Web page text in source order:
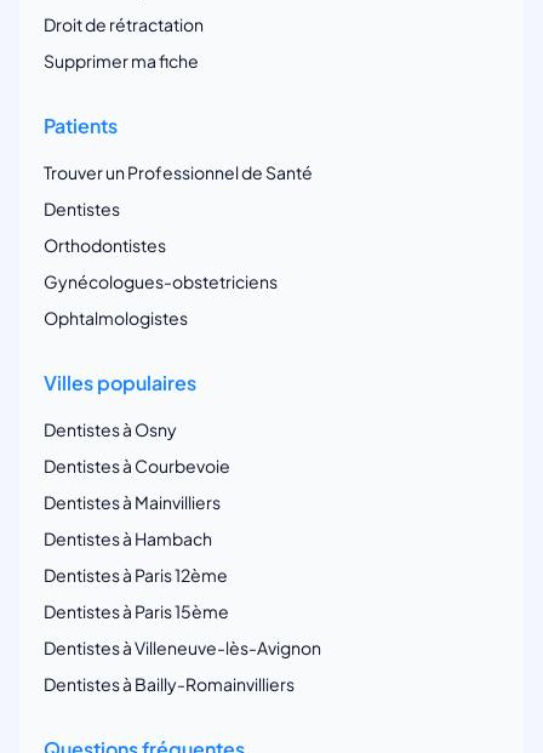
Droit de rétractation
Supprimer ma fiche
Patients
Trouver un Professionnel de Santé
Dentistes
Orthodontistes
Gynécologues-obstetriciens
Ophtalmologistes
Villes populaires
Dentistes à Osny
Dentistes à Courbevoie
Dentistes à Mainvilliers
Dentistes à Hambach
Dentistes à Paris 12ème
Dentistes à Paris 15ème
Dentistes à Villeneuve-lès-Avignon
Dentistes à Bailly-Romainvilliers